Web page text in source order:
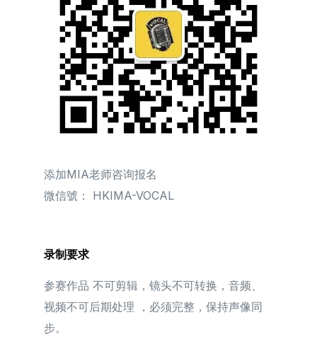
添加MIA老师咨询报名
微信號： HKIMA-VOCAL
录制要求
参赛作品 不可剪辑，镜头不可转换，音频、
视频不可后期处理 ，必须完整，保持声像同
步。